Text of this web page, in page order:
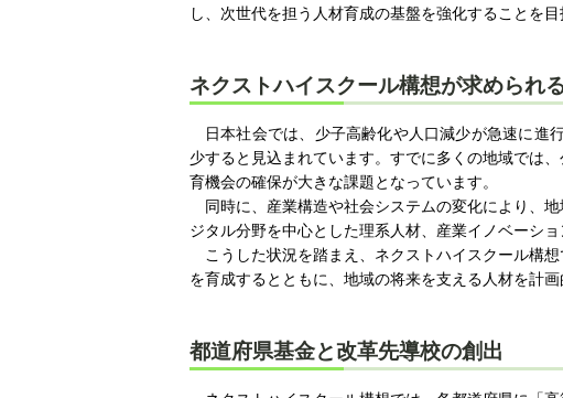
し、次世代を担う人材育成の基盤を強化することを目
ネクストハイスクール構想が求められ
日本社会では、少子高齢化や人口減少が急速に進
少すると見込まれています。すでに多くの地域では
育機会の確保が大きな課題となっています。
同時に、産業構造や社会システムの変化により、
ジタル分野を中心とした理系人材、産業イノベーシ
こうした状況を踏まえ、ネクストハイスクール構
を育成するとともに、地域の将来を支える人材を計
都道府県基金と改革先導校の創出